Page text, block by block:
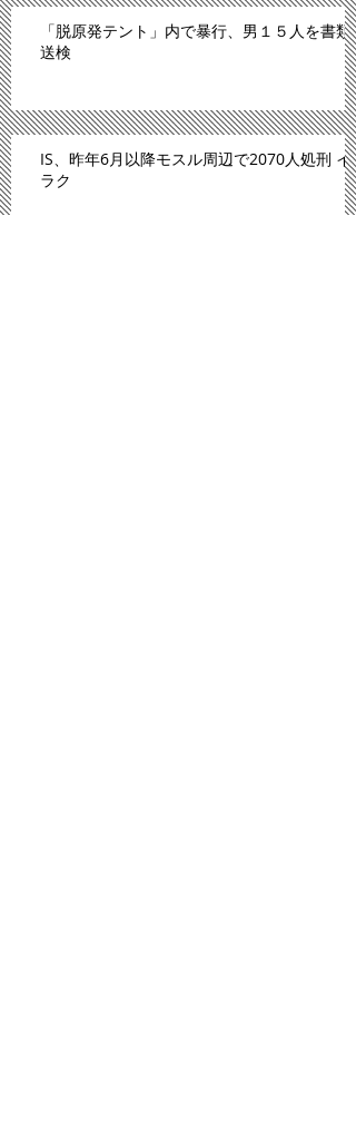
「脱原発テント」内で暴行、男１５人を書類
送検
IS、昨年6月以降モスル周辺で2070人処刑 イ
ラク